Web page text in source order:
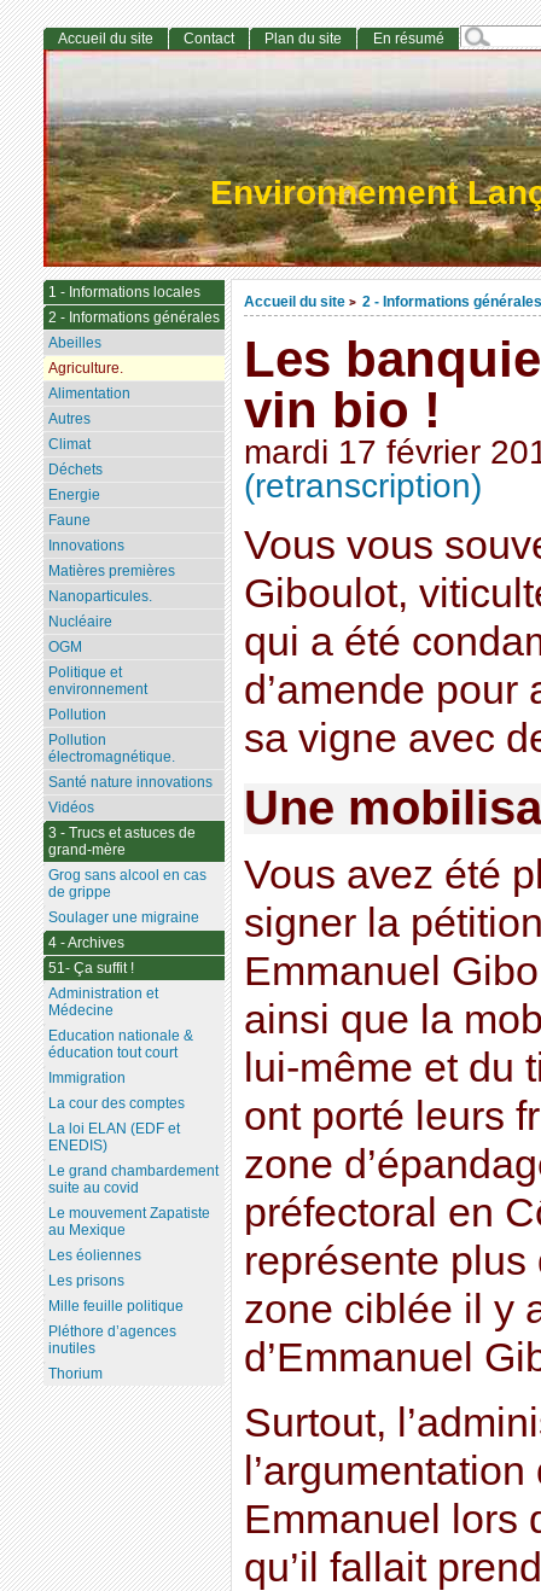
Environnement
Accueil du site > 2 - Informations générales
Les
vin bio !
mardi 17 février
(retranscription)
Vous vous
Giboulot,
qui a été
d’amende pour
sa vigne avec
Une
Vous avez été
signer la
Emmanuel
ainsi que la
lui-même et du
ont porté leurs
zone
préfectoral en
représente plus
zone ciblée il y
d’Emmanuel
Surtout,
Emmanuel lors
qu’il fallait
Accueil du site Contact Plan du site En résumé
1 - Informations locales
2 - Informations générales
Abeilles
Agriculture.
Alimentation
Autres
Climat
Déchets
Energie
Faune
Innovations
Matières premières
Nanoparticules.
Nucléaire
OGM
Politique et
environnement
Pollution
Pollution
électromagnétique.
Santé nature innovations
Vidéos
3 - Trucs et astuces de
grand-mère
Grog sans alcool en cas
de grippe
Soulager une migraine
4 - Archives
51- Ça suffit !
Administration et
Médecine
Education nationale &
éducation tout court
Immigration
La cour des comptes
La loi ELAN (EDF et
ENEDIS)
Le grand chambardement
suite au covid
Le mouvement Zapatiste
au Mexique
Les éoliennes
Les prisons
Mille feuille politique
Pléthore d’agences
inutiles
Thorium